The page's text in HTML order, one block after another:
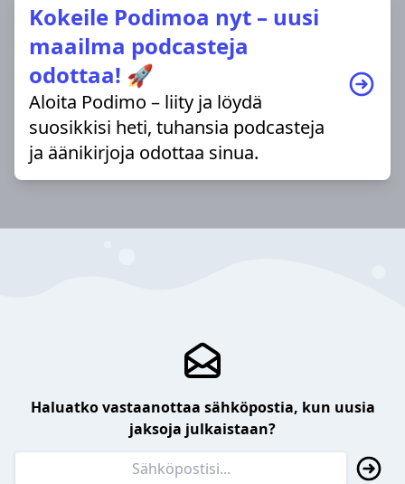
Kokeile Podimoa nyt – uusi
maailma podcasteja
odottaa! 🚀
Aloita Podimo – liity ja löydä
suosikkisi heti, tuhansia podcasteja
ja äänikirjoja odottaa sinua.
Haluatko vastaanottaa sähköpostia, kun uusia
jaksoja julkaistaan?